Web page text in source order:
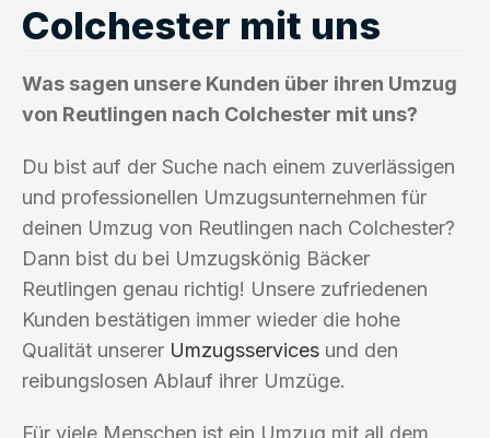
Colchester mit uns
Was sagen unsere Kunden über ihren Umzug
von Reutlingen nach Colchester mit uns?
Du bist auf der Suche nach einem zuverlässigen
und professionellen Umzugsunternehmen für
deinen Umzug von Reutlingen nach Colchester?
Dann bist du bei Umzugskönig Bäcker
Reutlingen genau richtig! Unsere zufriedenen
Kunden bestätigen immer wieder die hohe
Qualität unserer Umzugsservices und den
reibungslosen Ablauf ihrer Umzüge.
Für viele Menschen ist ein Umzug mit all dem